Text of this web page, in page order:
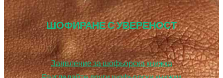
ШОФИРАНЕ С УВЕРЕНОСТ
Заявление за шофьорска книжка